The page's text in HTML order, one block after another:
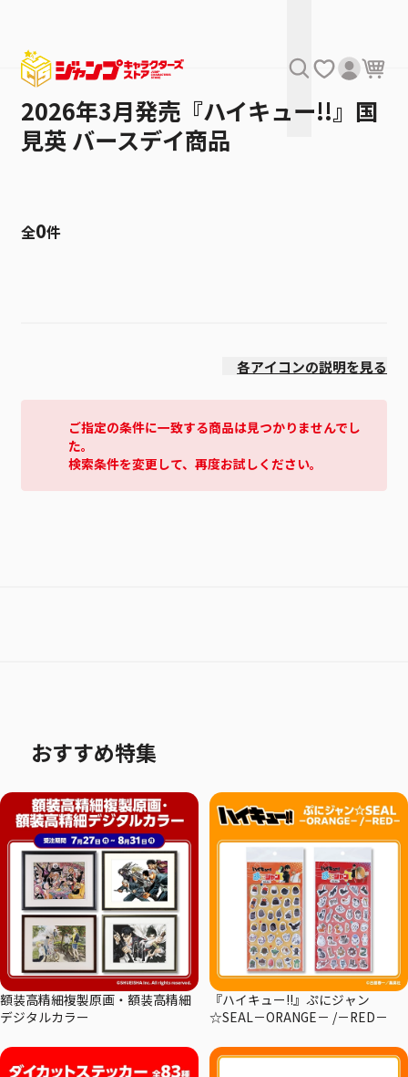
2026年3月発売『ハイキュー!!』国
見英 バースデイ商品
全0件
各アイコンの説明を見る
ご指定の条件に一致する商品は見つかりませんでし
た。
検索条件を変更して、再度お試しください。
おすすめ特集
額装高精細複製原画・額装高精細
デジタルカラー
『ハイキュー!!』ぷにジャン
☆SEAL－ORANGE－ /－RED－